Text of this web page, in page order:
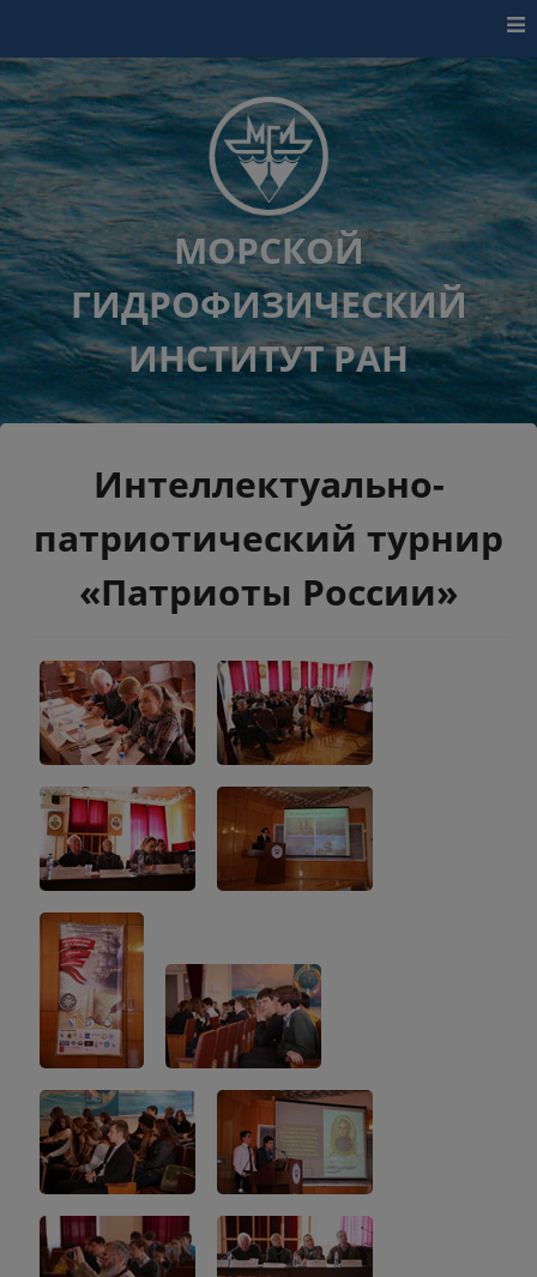
МОРСКОЙ
ГИДРОФИЗИЧЕСКИЙ
ИНСТИТУТ РАН
Интеллектуально-
патриотический турнир
«Патриоты России»